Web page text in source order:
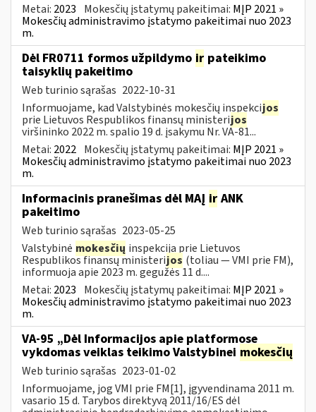
Metai: 2023 Mokesčių įstatymų pakeitimai: MĮP 2021 »
Mokesčių administravimo įstatymo pakeitimai nuo 2023
m.
Dėl FR0711 formos užpildymo ir pateikimo
taisyklių pakeitimo
Web turinio sąrašas 2022-10-31
Informuojame, kad Valstybinės mokesčių inspekcijos
prie Lietuvos Respublikos finansų ministerijos
viršininko 2022 m. spalio 19 d. įsakymu Nr. VA-81...
Metai: 2022 Mokesčių įstatymų pakeitimai: MĮP 2021 »
Mokesčių administravimo įstatymo pakeitimai nuo 2023
m.
Informacinis pranešimas dėl MAĮ ir ANK
pakeitimo
Web turinio sąrašas 2023-05-25
Valstybinė mokesčių inspekcija prie Lietuvos
Respublikos finansų ministerijos (toliau — VMI prie FM),
informuoja apie 2023 m. gegužės 11 d....
Metai: 2023 Mokesčių įstatymų pakeitimai: MĮP 2021 »
Mokesčių administravimo įstatymo pakeitimai nuo 2023
m.
VA-95 „Dėl Informacijos apie platformose
vykdomas veiklas teikimo Valstybinei mokesčių
Web turinio sąrašas 2023-01-02
Informuojame, jog VMI prie FM[1], įgyvendinama 2011 m.
vasario 15 d. Tarybos direktyvą 2011/16/ES dėl